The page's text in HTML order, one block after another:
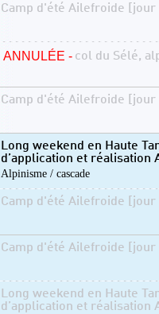
Camp d'été Ailefroide [jour
ANNULÉE - col du Sélé,
Camp d'été Ailefroide [jour
Long weekend en Haute
d’application et réalisation
Alpinisme / cascade
Camp d'été Ailefroide [jour
Camp d'été Ailefroide [jour
Long weekend en Haute
d’application et réalisation